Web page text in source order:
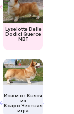
Изюм от Князя
из
Ксаро Честная
игра
Lyselotte Delle
Dodici Querce
NBT